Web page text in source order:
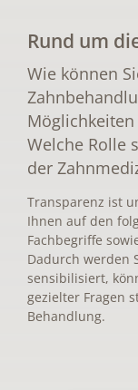
Rund um
Wie können
Möglichkeiten
Welche Rolle
der
Transparenz ist
Ihnen auf den
Fachbegriffe
Dadurch werden
sensibilisiert,
gezielter Fragen
Behandlung.